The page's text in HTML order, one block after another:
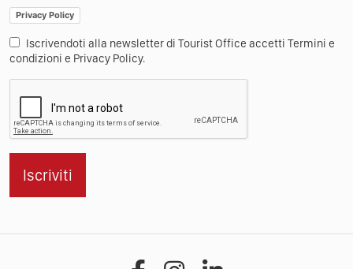
Privacy Policy
Iscrivendoti alla newsletter di Tourist Office accetti Termini e
condizioni e Privacy Policy.
Iscriviti